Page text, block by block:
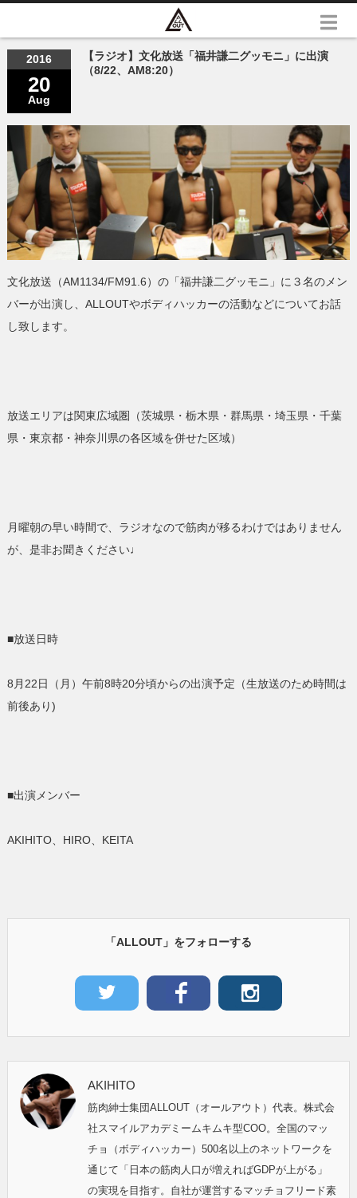
2016
20
Aug
【ラジオ】文化放送「福井謙二グッモニ」に出演
（8/22、AM8:20）
文化放送（AM1134/FM91.6）の「福井謙二グッモニ」に３名のメン
バーが出演し、ALLOUTやボディハッカーの活動などについてお話
し致します。
放送エリアは関東広域圏（茨城県・栃木県・群馬県・埼玉県・千葉
県・東京都・神奈川県の各区域を併せた区域）
月曜朝の早い時間で、ラジオなので筋肉が移るわけではありません
が、是非お聞きください♩
■放送日時
8月22日（月）午前8時20分頃からの出演予定（生放送のため時間は
前後あり)
■出演メンバー
AKIHITO、HIRO、KEITA
「ALLOUT」をフォローする
AKIHITO
筋肉紳士集団ALLOUT（オールアウト）代表。株式会
社スマイルアカデミームキムキ型COO。全国のマッ
チョ（ボディハッカー）500名以上のネットワークを
通じて「日本の筋肉人口が増えればGDPが上がる」
の実現を目指す。自社が運営するマッチョフリード素